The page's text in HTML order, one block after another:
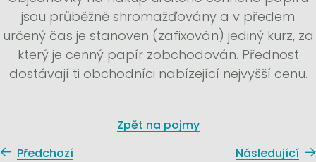
jsou průběžně shromažďovány a v předem
určený čas je stanoven (zafixován) jediný kurz, za
který je cenný papír zobchodován. Přednost
dostávají ti obchodníci nabízející nejvyšší cenu.
Zpět na pojmy
Předchozí
Následující